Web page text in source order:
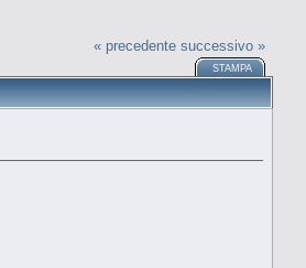
« precedente successivo »
STAMPA